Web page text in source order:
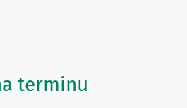
terminu